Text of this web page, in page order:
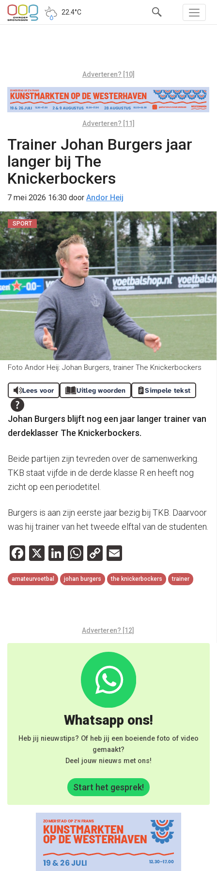
22.4°C
Adverteren? [10]
Adverteren? [11]
Trainer Johan Burgers jaar
langer bij The
Knickerbockers
7 mei 2026 16:30 door Andor Heij
SPORT
Foto Andor Heij: Johan Burgers, trainer The Knickerbockers
Lees voor Uitleg woorden Simpele tekst
Johan Burgers blijft nog een jaar langer trainer van
derdeklasser The Knickerbockers.
Beide partijen zijn tevreden over de samenwerking.
TKB staat vijfde in de derde klasse R en heeft nog
zicht op een periodetitel.
Burgers is aan zijn eerste jaar bezig bij TKB. Daarvoor
was hij trainer van het tweede elftal van de studenten.
Facebook
X LinkedIn
WhatsApp
Copy
Link
amateurvoetbal johan burgers the knickerbockers trainer
Adverteren? [12]
Whatsapp ons!
Heb jij nieuwstips? Of heb jij een boeiende foto of video
gemaakt?
Deel jouw nieuws met ons!
Start het gesprek!